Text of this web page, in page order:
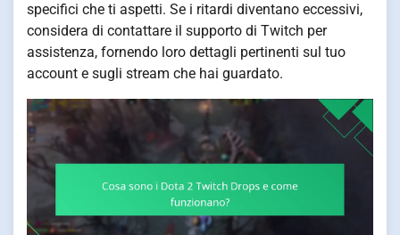
specifici che ti aspetti. Se i ritardi diventano eccessivi,
considera di contattare il supporto di Twitch per
assistenza, fornendo loro dettagli pertinenti sul tuo
account e sugli stream che hai guardato.